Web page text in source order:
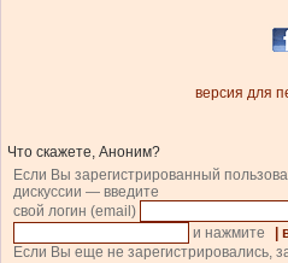
версия для
Что скажете, Аноним?
Если Вы зарегистрированный
дискуссии — введите
свой логин (email)
и нажмите
|
Если Вы еще не зарегистрировались,